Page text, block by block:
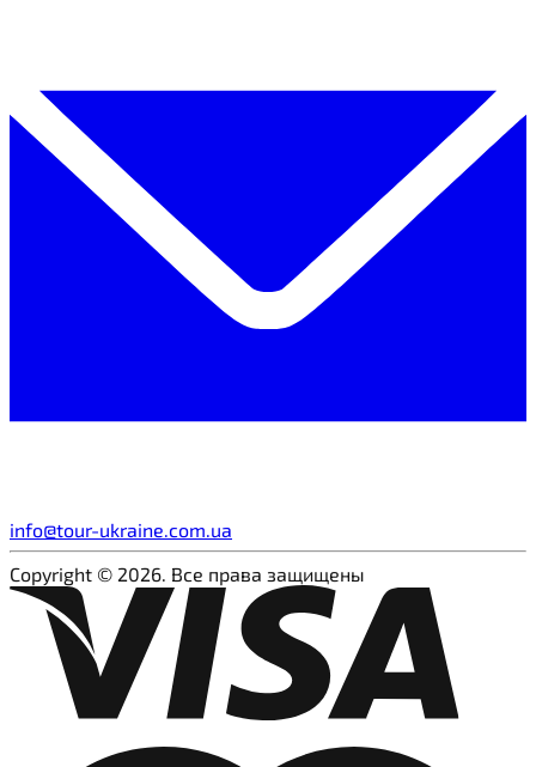
info@tour-ukraine.com.ua
Copyright © 2026. Все права защищены